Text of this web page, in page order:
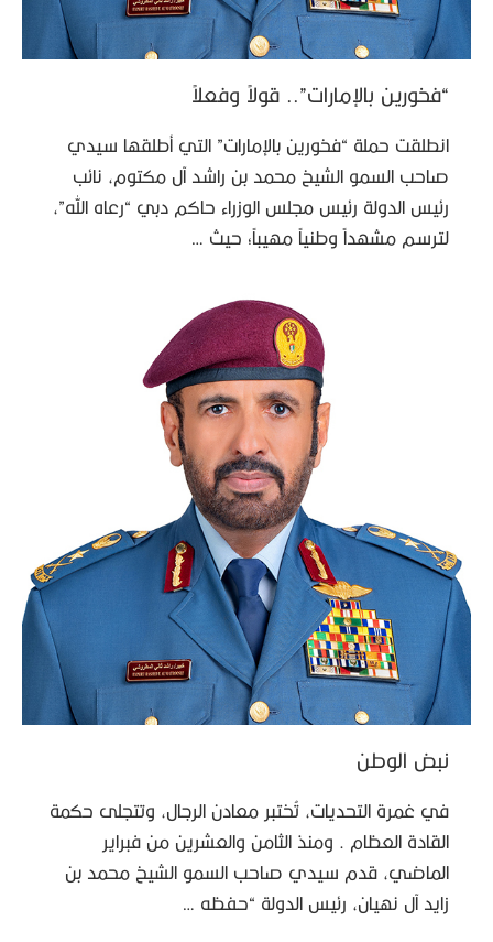
“فخورين بالإمارات”.. قولاً وفعلاً
انطلقت حملة “فخورين بالإمارات” التي أطلقها سيدي
صاحب السمو الشيخ محمد بن راشد آل مكتوم، نائب
رئيس الدولة رئيس مجلس الوزراء حاكم دبي “رعاه الله”،
لترسم مشهداً وطنياً مهيباً؛ حيث …
نبض الوطن
في غمرة التحديات، تُختبر معادن الرجال، وتتجلى حكمة
القادة العظام . ومنذ الثامن والعشرين من فبراير
الماضي، قدم سيدي صاحب السمو الشيخ محمد بن
زايد آل نهيان، رئيس الدولة “حفظه …